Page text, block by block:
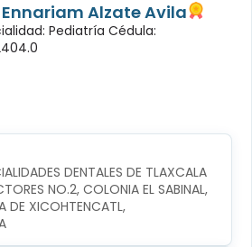
Ennariam Alzate Avila
Pediatría Cédula:
DENTALES DE TLAXCALA
NO.2, COLONIA EL SABINAL,
DE XICOHTENCATL,